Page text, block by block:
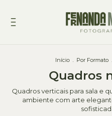
Início . Por Formato .
Quadros
Quadros verticais para sala e
ambiente com arte